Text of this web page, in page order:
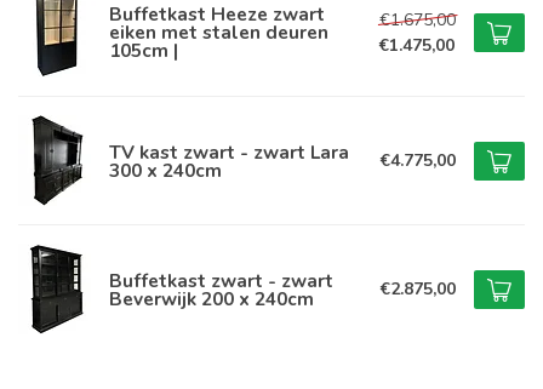
Buffetkast Heeze zwart
eiken met stalen deuren
105cm |
€1.675,00
€1.475,00
TV kast zwart - zwart Lara
300 x 240cm €4.775,00
Buffetkast zwart - zwart
Beverwijk 200 x 240cm €2.875,00